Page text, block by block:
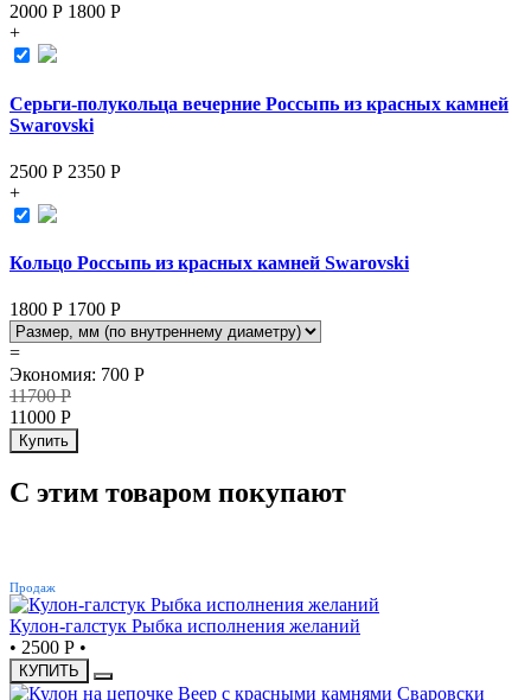
2000 Р 1800 Р
+
Серьги-полукольца вечерние Россыпь из красных камней
Swarovski
2500 Р 2350 Р
+
Кольцо Россыпь из красных камней Swarovski
1800 Р 1700 Р
=
Экономия: 700 Р
11700Р
11000 Р
Купить
С этим товаром покупают
Продаж
Кулон-галстук Рыбка исполнения желаний
• 2500 Р •
КУПИТЬ